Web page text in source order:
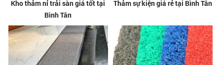
Kho thảm nỉ trải sàn giá tốt tại
Bình Tân
Thảm sự kiện giá rẻ tại Bình Tân